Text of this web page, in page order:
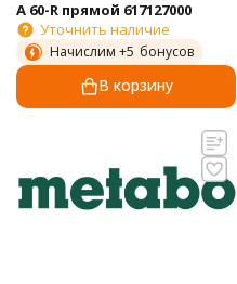
А 60-R прямой 617127000
Уточнить наличие
Начислим +5 бонусов
В корзину